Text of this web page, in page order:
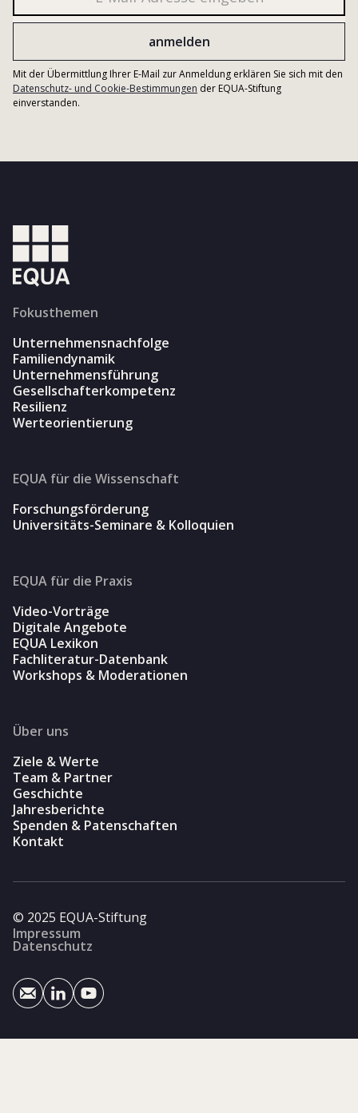
Mit der Übermittlung Ihrer E-Mail zur Anmeldung erklären Sie sich mit den
Datenschutz- und Cookie-Bestimmungen der EQUA-Stiftung
einverstanden.
Fokusthemen
Unternehmensnachfolge
Familiendynamik
Unternehmensführung
Gesellschafterkompetenz
Resilienz
Werteorientierung
EQUA für die Wissenschaft
Forschungsförderung
Universitäts-Seminare & Kolloquien
EQUA für die Praxis
Video-Vorträge
Digitale Angebote
EQUA Lexikon
Fachliteratur-Datenbank
Workshops & Moderationen
Über uns
Ziele & Werte
Team & Partner
Geschichte
Jahresberichte
Spenden & Patenschaften
Kontakt
© 2025 EQUA-Stiftung
Impressum
Datenschutz